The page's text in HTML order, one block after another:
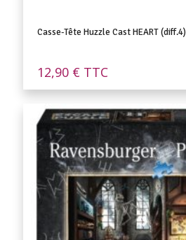
Casse-Tête Huzzle Cast HEART (diff.4)
12,90 € TTC